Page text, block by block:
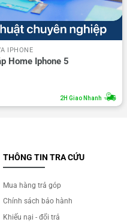
IPHONE
Home Iphone 5
2H Giao Nhanh
THÔNG TIN TRA CỨU
Mua hàng trả góp
Chính sách bảo hành
Khiếu nại - đổi trả